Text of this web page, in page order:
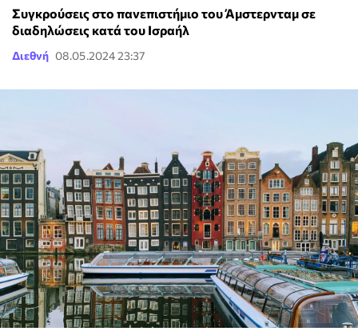
Συγκρούσεις στο πανεπιστήμιο του Άμστερνταμ σε
διαδηλώσεις κατά του Ισραήλ
Διεθνή 08.05.2024 23:37